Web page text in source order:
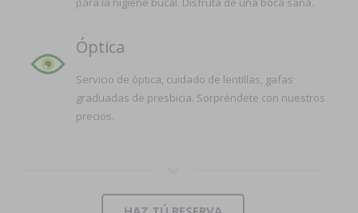
Óptica
Servicio de óptica, cuidado de lentillas, gafas
graduadas de presbicia. Sorpréndete con nuestros
precios.